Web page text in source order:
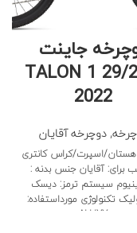
جاینت
TALON 1 29/
2022
, دوچرخه آقایان
اسپرت/کراس کانتری
برای: آقایان جنس بدنه :
سیستم ترمز: دیسک
تکنولوژی مورداستفاده:
ALUXX